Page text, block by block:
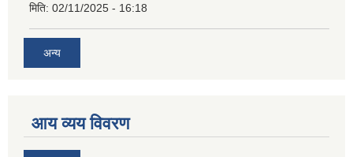
मिति: 02/11/2025 - 16:18
अन्य
आय व्यय विवरण